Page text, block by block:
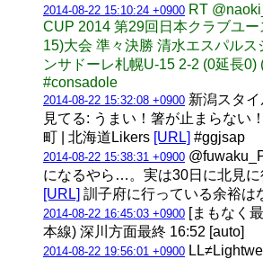
2014-08-22 15:10:24 +0900 RT
CUP 2014 第29回日本クラブユ
15)大会 準々決勝 清水エスパルス
ンサドーレ札幌U-15 2-2 (0延長0)
#consadole
2014-08-22 15:32:08 +0900 新潟スタ
見てる: うまい！箸が止まらない
町 | 北海道Likers [URL] #ggjsap
2014-08-22 15:38:31 +0900
になるやら…。実は30日に北見
[URL] 訓子府に行っている余裕は
2014-08-22 16:45:03 +0900 [まもなく
本線) 深川方面最終 16:52 [auto]
2014-08-22 19:56:01 +0900